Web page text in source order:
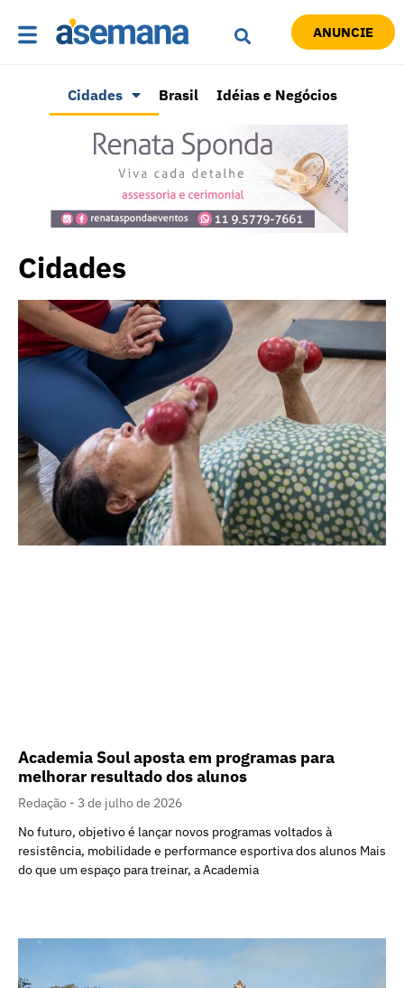
ANUNCIE
Cidades Brasil Idéias e Negócios
Cidades
Academia Soul aposta em programas para
melhorar resultado dos alunos
Redação
3 de julho de 2026
No futuro, objetivo é lançar novos programas voltados à
resistência, mobilidade e performance esportiva dos alunos Mais
do que um espaço para treinar, a Academia